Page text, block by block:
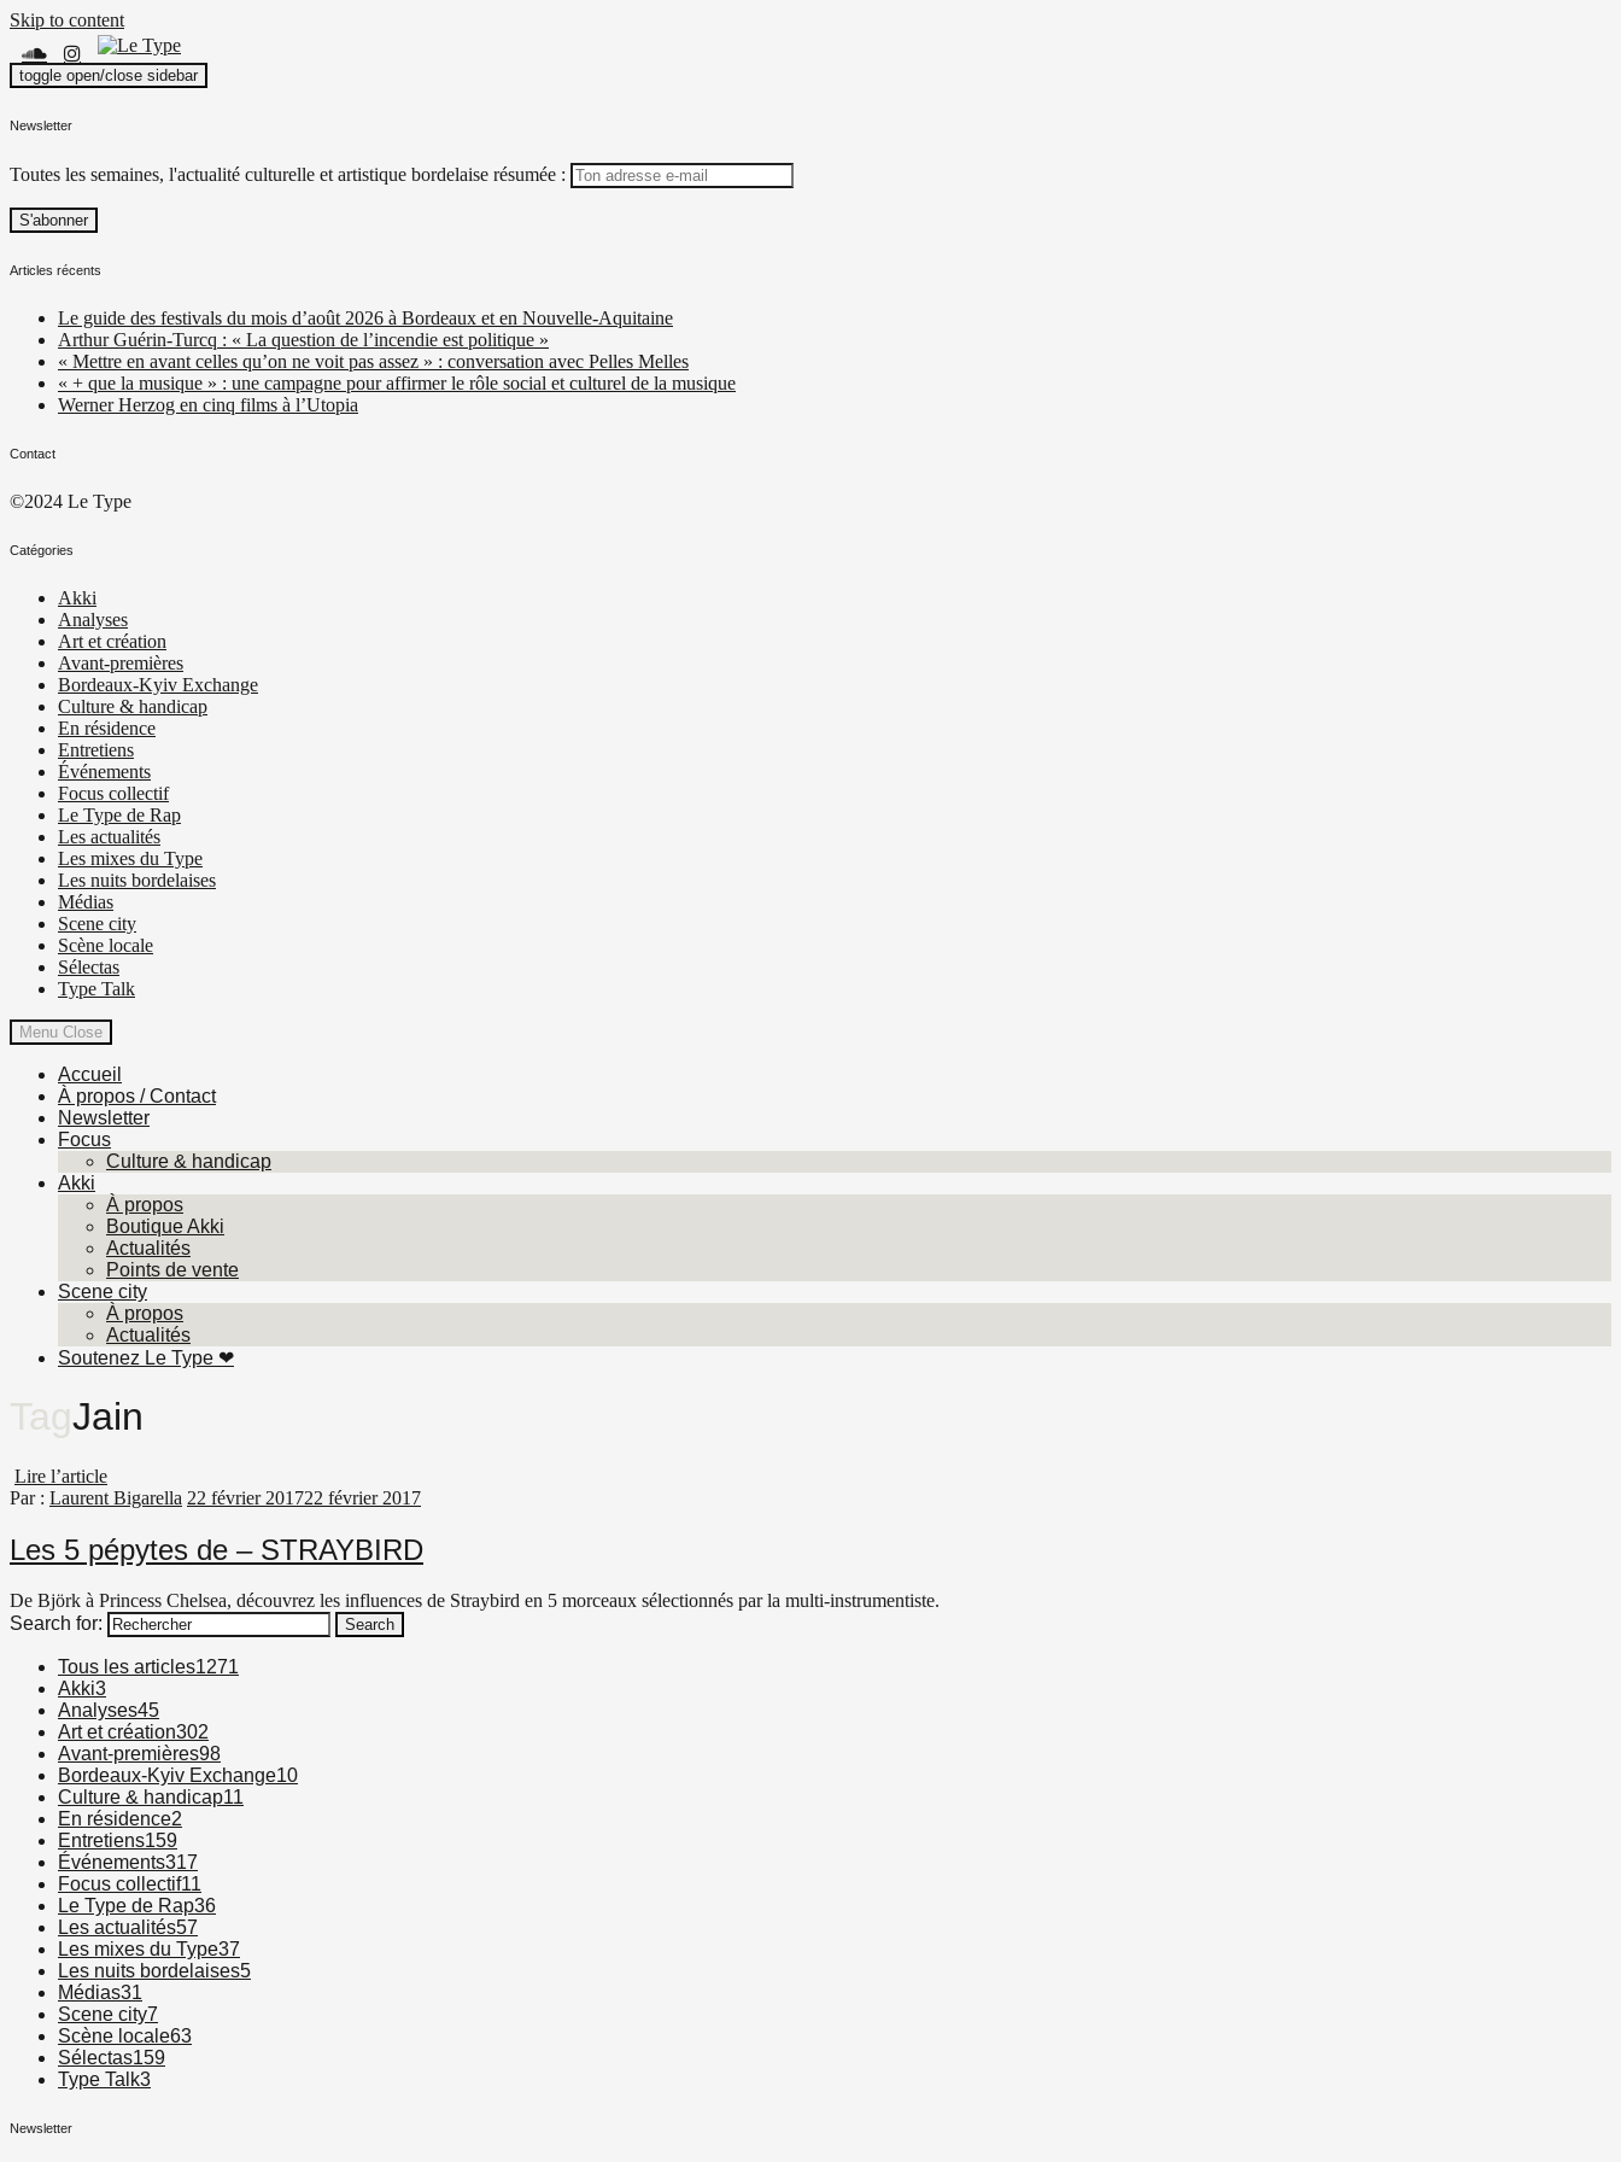
Skip to content
Le Type
Média culturel, indépendant et local.
toggle open/close sidebar
Newsletter
Toutes les semaines, l'actualité culturelle et artistique bordelaise résumée :
Articles récents
Le guide des festivals du mois d’août 2026 à Bordeaux et en Nouvelle-Aquitaine
Arthur Guérin-Turcq : « La question de l’incendie est politique »
« Mettre en avant celles qu’on ne voit pas assez » : conversation avec Pelles Melles
« + que la musique » : une campagne pour affirmer le rôle social et culturel de la musique
Werner Herzog en cinq films à l’Utopia
Contact
©2024 Le Type
Catégories
Akki
Analyses
Art et création
Avant-premières
Bordeaux-Kyiv Exchange
Culture & handicap
En résidence
Entretiens
Événements
Focus collectif
Le Type de Rap
Les actualités
Les mixes du Type
Les nuits bordelaises
Médias
Scene city
Scène locale
Sélectas
Type Talk
Menu Close
Accueil
À propos / Contact
Newsletter
Focus
Culture & handicap
Akki
À propos
Boutique Akki
Actualités
Points de vente
Scene city
À propos
Actualités
Soutenez Le Type ❤︎
TagJain
Lire l’article
Par : Laurent Bigarella 22 février 201722 février 2017
Les 5 pépytes de – STRAYBIRD
De Björk à Princess Chelsea, découvrez les influences de Straybird en 5 morceaux sélectionnés par la multi-instrumentiste.
Search for:
Search
Tous les articles1271
Akki3
Analyses45
Art et création302
Avant-premières98
Bordeaux-Kyiv Exchange10
Culture & handicap11
En résidence2
Entretiens159
Événements317
Focus collectif11
Le Type de Rap36
Les actualités57
Les mixes du Type37
Les nuits bordelaises5
Médias31
Scene city7
Scène locale63
Sélectas159
Type Talk3
Newsletter